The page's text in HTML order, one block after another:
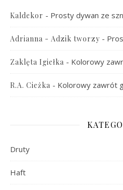
Kaldekor - Prosty dywan ze
Adrianna - Adzik tworzy -
Zaklęta Igiełka - Kolorowy
R.A. Cieżka - Kolorowy zawrót
Druty
Haft